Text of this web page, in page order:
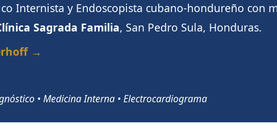
Internista y Endoscopista cubano-hondureño con
Sagrada Familia, San Pedro Sula, Honduras.
→
• Medicina Interna • Electrocardiograma